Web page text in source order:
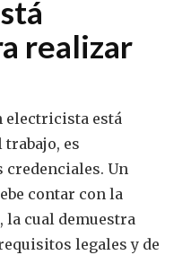
realizar
electricista está
es
Un
contar con la
cual demuestra
legales y de